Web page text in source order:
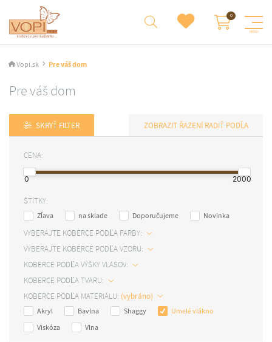
Vopi.sk Pre váš dom
Pre váš dom
SKRYŤ FILTER RADIŤ PODĽA
CENA:
0 2000
ŠTÍTKY:
Zľava
na sklade Doporučujeme
Novinka
VYBERAJTE KOBERCE PODĽA FARBY:
VYBERAJTE KOBERCE PODĽA VZORU:
KOBERCE PODĽA VÝŠKY VLASOV:
KOBERCE PODĽA TVARU:
KOBERCE PODĽA MATERIÁLU:
Akryl
Bavlna Shaggy
Umelé vlákno
Viskóza
Vlna